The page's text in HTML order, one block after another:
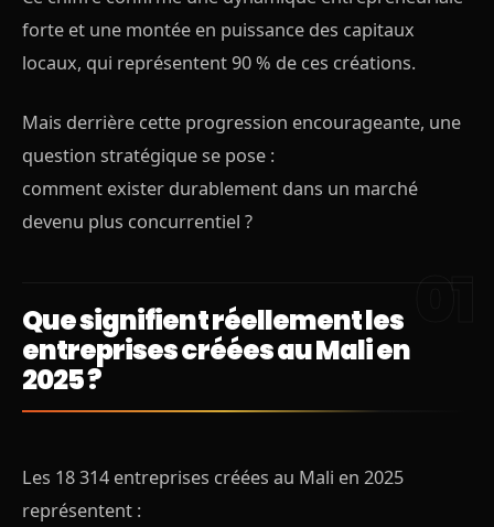
forte et une montée en puissance des capitaux
locaux, qui représentent 90 % de ces créations.
Mais derrière cette progression encourageante, une
question stratégique se pose :
comment exister durablement dans un marché
devenu plus concurrentiel ?
Que signifient réellement les
entreprises créées au Mali en
2025 ?
Les 18 314 entreprises créées au Mali en 2025
représentent :